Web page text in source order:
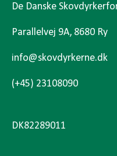
De Danske
Parallelvej 9A, 8680 Ry
info@skovdyrkerne.dk
(+45) 23108090
DK82289011